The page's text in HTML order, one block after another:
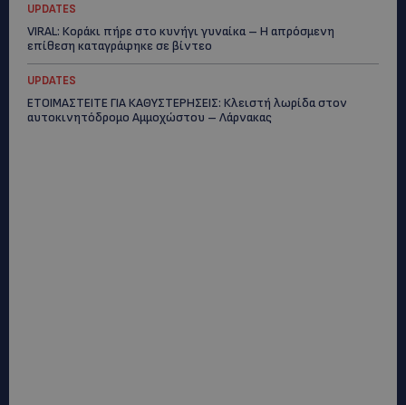
UPDATES
VIRAL: Κοράκι πήρε στο κυνήγι γυναίκα – Η απρόσμενη
επίθεση καταγράφηκε σε βίντεο
UPDATES
ΕΤΟΙΜΑΣΤΕΙΤΕ ΓΙΑ ΚΑΘΥΣΤΕΡΗΣΕΙΣ: Κλειστή λωρίδα στον
αυτοκινητόδρομο Αμμοχώστου – Λάρνακας